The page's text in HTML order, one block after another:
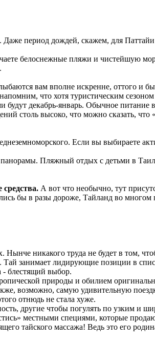
Даже период дождей, скажем, для
белоснежные пляжи и чистейшую
вам вполне искренне, оттого и
что хотя туристическим
декабрь-январь. Обычное питание
столь высоко, что можно сказать,
Если вы выбираете
Пляжный отдых с детьми в
А вот что необычно, тут
бы в разы дороже, Тайланд во
никакого труда не будет в том,
занимает лидирующие позиции в
- блестящий выбор.
природы и обилием
возможно, самую удивительную
отнюдь не стала хуже.
другие чтобы погулять по узким и
местными специями, которые
тайского массажа! Ведь это его